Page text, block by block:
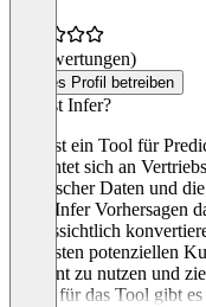
(0 Bewertungen)
Dieses Profil betreiben
Was ist Infer?
Infer ist ein Tool für
Es richtet sich an
historischer Daten und
bietet Infer Vorhersagen
voraussichtlich
die besten potenziellen
effizient zu nutzen und
Preise für das Tool gibt